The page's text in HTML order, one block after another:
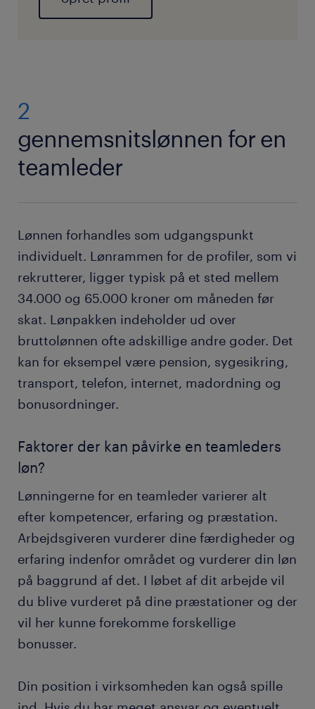
2
gennemsnitslønnen for en
teamleder
Lønnen forhandles som udgangspunkt
individuelt. Lønrammen for de profiler, som vi
rekrutterer, ligger typisk på et sted mellem
34.000 og 65.000 kroner om måneden før
skat. Lønpakken indeholder ud over
bruttolønnen ofte adskillige andre goder. Det
kan for eksempel være pension, sygesikring,
transport, telefon, internet, madordning og
bonusordninger.
Faktorer der kan påvirke en teamleders
løn?
Lønningerne for en teamleder varierer alt
efter kompetencer, erfaring og præstation.
Arbejdsgiveren vurderer dine færdigheder og
erfaring indenfor området og vurderer din løn
på baggrund af det. I løbet af dit arbejde vil
du blive vurderet på dine præstationer og der
vil her kunne forekomme forskellige
bonusser.
Din position i virksomheden kan også spille